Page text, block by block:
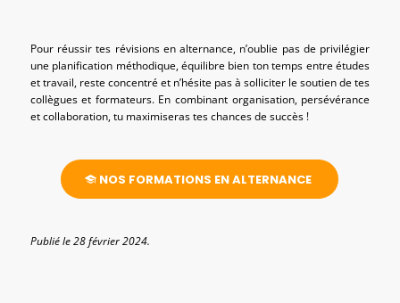
Pour réussir tes révisions en alternance, n’oublie pas de privilégier
une planification méthodique, équilibre bien ton temps entre études
et travail, reste concentré et n’hésite pas à solliciter le soutien de tes
collègues et formateurs. En combinant organisation, persévérance
et collaboration, tu maximiseras tes chances de succès !
NOS FORMATIONS EN ALTERNANCE
Publié le 28 février 2024.